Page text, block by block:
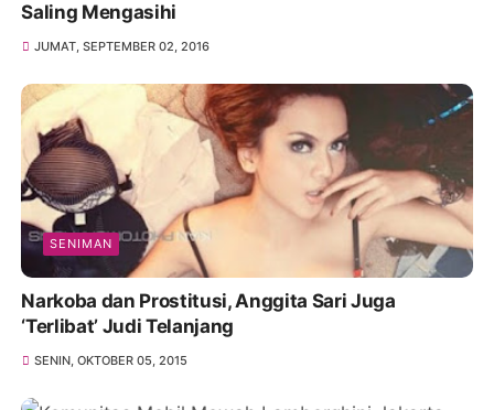
Saling Mengasihi
JUMAT, SEPTEMBER 02, 2016
SENIMAN
Narkoba dan Prostitusi, Anggita Sari Juga
‘Terlibat’ Judi Telanjang
SENIN, OKTOBER 05, 2015